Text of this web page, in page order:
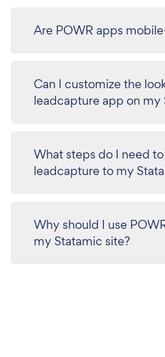
Are POWR apps
Can I customize the
leadcapture app on my
What steps do I need
leadcapture to my
Why should I use
my Statamic site?